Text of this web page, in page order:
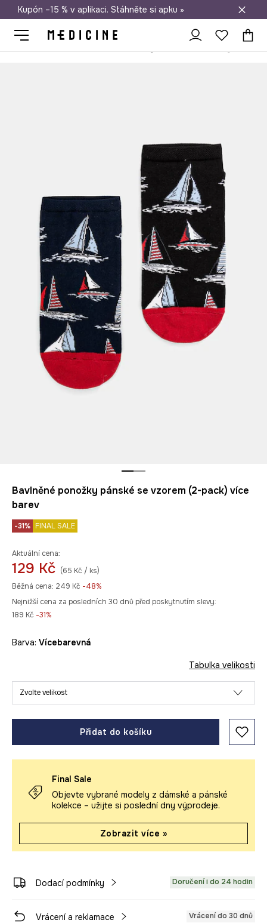
Doprava zdarma při nákupu nad 1 200 Kč
Kupón –15 % v aplikaci. Stáhněte si apku »
Bavlněné ponožky pánské se vzorem (2-pack) více
barev
-31% FINAL SALE
Aktuální cena:
129 Kč (65 Kč / ks)
Běžná cena: 249 Kč -48%
Nejnižší cena za posledních 30 dnů před poskytnutím slevy:
189 Kč -31%
Barva: vícebarevná
Tabulka velikosti
Zvolte velikost
Přidat do košíku
Final Sale
Objevte vybrané modely z dámské a pánské
kolekce – užijte si poslední dny výprodeje.
Zobrazit více »
Dodací podmínky Doručení i do 24 hodin
Vrácení a reklamace Vrácení do 30 dnů